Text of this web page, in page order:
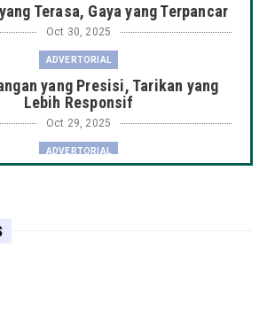
Terasa, Gaya yang Terpancar
Oct 30, 2025
ADVERTORIAL
yang Presisi, Tarikan yang
Lebih Responsif
Oct 29, 2025
ADVERTORIAL